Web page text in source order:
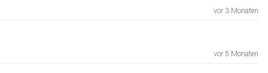
vor 3 Monaten
vor 5 Monaten